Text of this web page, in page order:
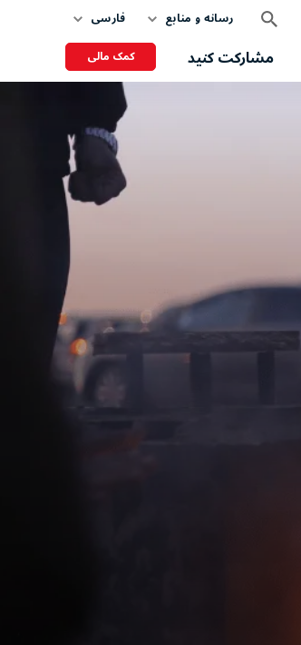
رسانه و منابع فارسی
مشارکت کنید کمک مالی